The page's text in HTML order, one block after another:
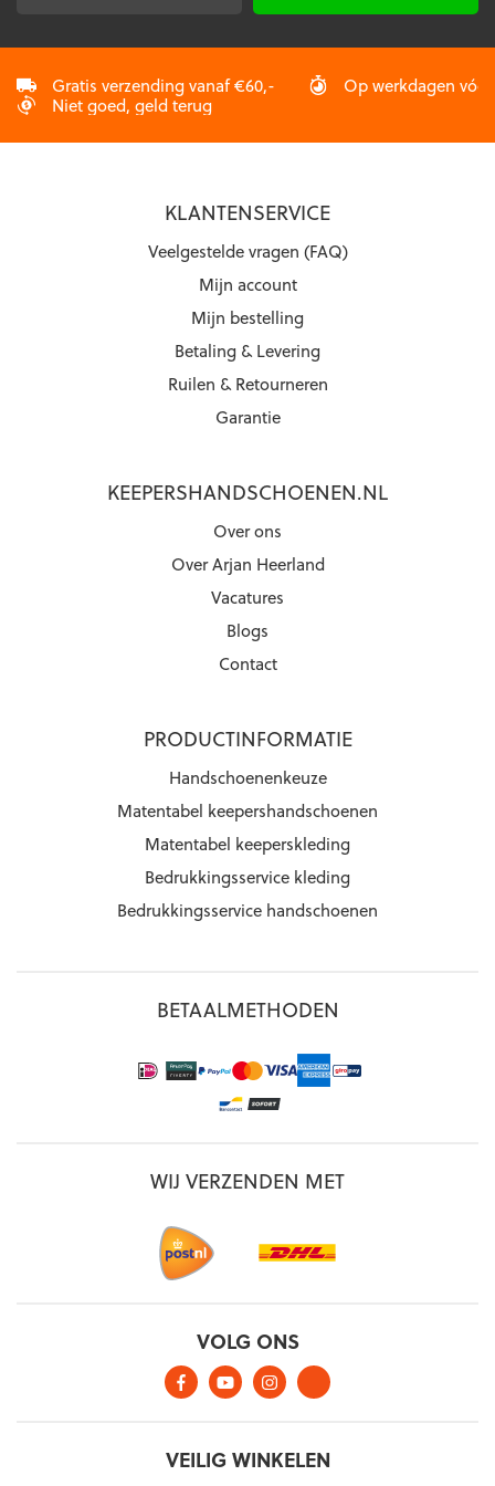
Gratis verzending vanaf €60,-
Op werkdagen
Niet goed, geld terug
KLANTENSERVICE
Veelgestelde vragen (FAQ)
Mijn account
Mijn bestelling
Betaling & Levering
Ruilen & Retourneren
Garantie
KEEPERSHANDSCHOENEN.NL
Over ons
Over Arjan Heerland
Vacatures
Blogs
Contact
PRODUCTINFORMATIE
Handschoenenkeuze
Matentabel keepershandschoenen
Matentabel keeperskleding
Bedrukkingsservice kleding
Bedrukkingsservice handschoenen
BETAALMETHODEN
WIJ VERZENDEN MET